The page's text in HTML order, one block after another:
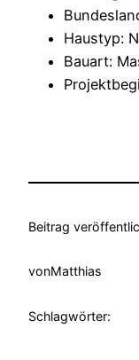
Haustyp:
Bauart:
Beitrag
vonMatthias
Schlagwörter: